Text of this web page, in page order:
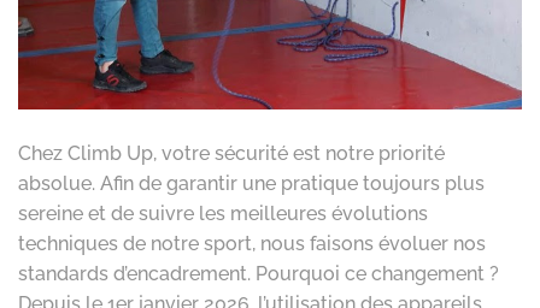
Chez Climb Up, votre sécurité est notre priorité
absolue. Afin de garantir une pratique toujours plus
sereine et de suivre les meilleures évolutions
techniques de notre sport, nous faisons évoluer nos
standards d’encadrement. Pourquoi ce changement ?